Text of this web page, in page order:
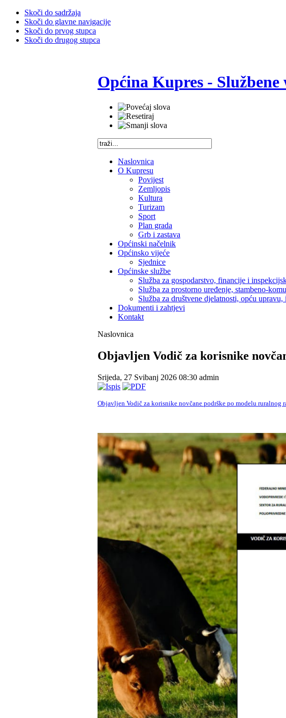
Skoči do sadržaja
Skoči do glavne navigacije
Skoči do prvog stupca
Skoči do drugog stupca
Općina Kupres - Službene
Naslovnica
O Kupresu
Povijest
Zemljopis
Kultura
Turizam
Sport
Plan grada
Grb i zastava
Općinski načelnik
Općinsko vijeće
Sjednice
Općinske službe
Služba za gospodarstvo, financije i
Služba za prostorno uređenje, stambeno-
Služba za društvene djelatnosti, opću
Dokumenti i zahtjevi
Kontakt
Naslovnica
Objavljen Vodič za korisnike
Srijeda, 27 Svibanj 2026 08:30 admin
Objavljen Vodič za korisnike novčane podrške po modelu ruralnog